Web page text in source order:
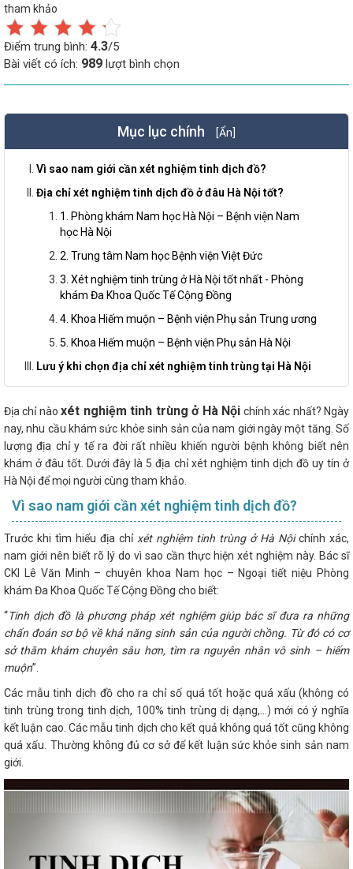
tham khảo
Điểm trung bình: 4.3/5
Bài viết có ích: 989 lượt bình chọn
Mục lục chính [Ẩn]
Vì sao nam giới cần xét nghiệm tinh dịch đồ?
Địa chỉ xét nghiệm tinh dịch đồ ở đâu Hà Nội tốt?
1. Phòng khám Nam học Hà Nội – Bệnh viện Nam
học Hà Nội
2. Trung tâm Nam học Bệnh viện Việt Đức
3. Xét nghiệm tinh trùng ở Hà Nội tốt nhất - Phòng
khám Đa Khoa Quốc Tế Cộng Đồng
4. Khoa Hiếm muộn – Bệnh viện Phụ sản Trung ương
5. Khoa Hiếm muộn – Bệnh viện Phụ sản Hà Nội
Lưu ý khi chọn địa chỉ xét nghiệm tinh trùng tại Hà Nội
Địa chỉ nàoxét nghiệm tinh trùng ở Hà Nội chính xác nhất? Ngày
nay, nhu cầu khám sức khỏe sinh sản của nam giới ngày một tăng. Số
lượng địa chỉ y tế ra đời rất nhiều khiến người bệnh không biết nên
khám ở đâu tốt. Dưới đây là 5 địa chỉ xét nghiệm tinh dịch đồ uy tín ở
Hà Nội để mọi người cùng tham khảo.
Vì sao nam giới cần xét nghiệm tinh dịch đồ?
Trước khi tìm hiểu địa chỉ xét nghiệm tinh trùng ở Hà Nộichính xác,
nam giới nên biết rõ lý do vì sao cần thực hiện xét nghiệm này. Bác sĩ
CKI Lê Văn Minh – chuyên khoa Nam học – Ngoại tiết niệu Phòng
khám Đa Khoa Quốc Tế Cộng Đồng cho biết:
“Tinh dịch đồ là phương pháp xét nghiệm giúp bác sĩ đưa ra những
chẩn đoán sơ bộ về khả năng sinh sản của người chồng. Từ đó có cơ
sở thăm khám chuyên sâu hơn, tìm ra nguyên nhân vô sinh – hiếm
muộn”.
Các mẫu tinh dịch đồ cho ra chỉ số quá tốt hoặc quá xấu (không có
tinh trùng trong tinh dịch, 100% tinh trùng dị dạng,...) mới có ý nghĩa
kết luận cao. Các mẫu tinh dịch cho kết quả không quá tốt cũng không
quá xấu. Thường không đủ cơ sở để kết luận sức khỏe sinh sản nam
giới.